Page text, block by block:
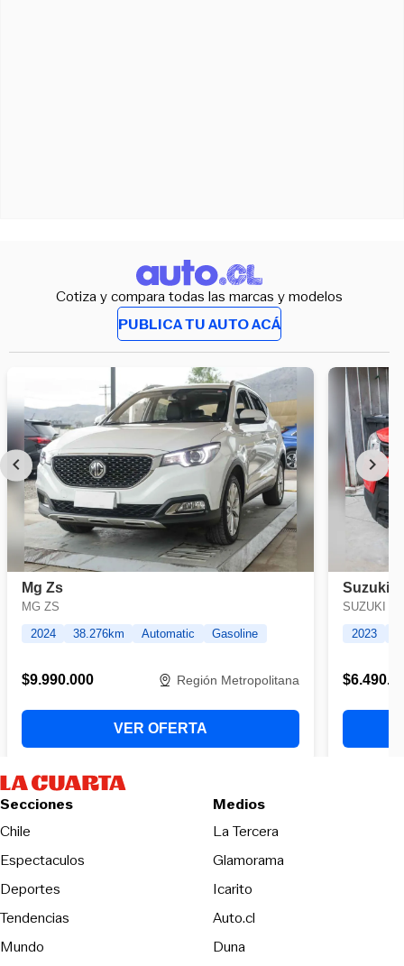
Cotiza y compara todas las marcas y modelos
PUBLICA TU AUTO ACÁ
Secciones
Chile
Espectaculos
Deportes
Tendencias
Mundo
Medios
La TerceraOpens in new
Glamorama
Icarito
Auto.cl
DunaOpens in new window